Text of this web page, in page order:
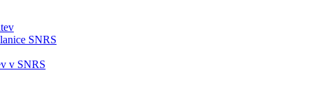
SNRS
v SNRS